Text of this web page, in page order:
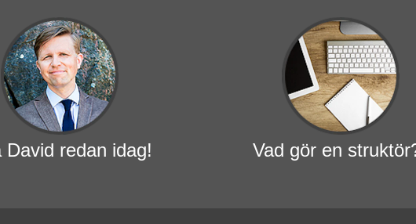
David redan idag! Vad gör en